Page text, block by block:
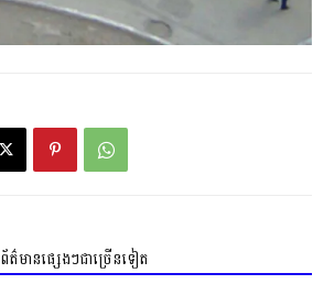
ព័ត៌មានផ្សេងៗជាច្រើនទៀត